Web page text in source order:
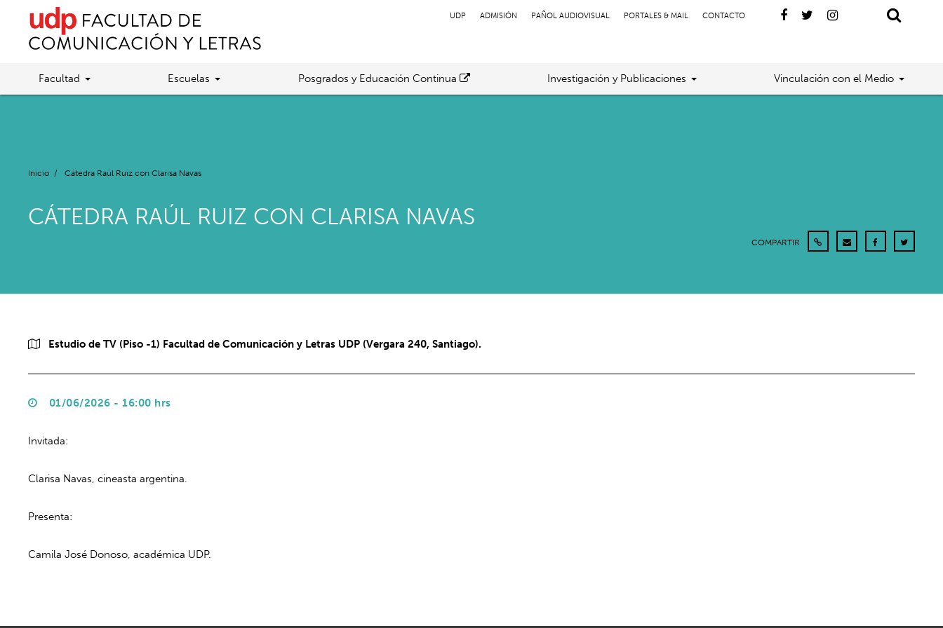
UDP ADMISIÓN PAÑOL AUDIOVISUAL PORTALES & MAIL CONTACTO
Facultad Escuelas Posgrados y Educación Continua Investigación y Publicaciones Vinculación con el Medio
Inicio / Cátedra Raúl Ruiz con Clarisa Navas
CÁTEDRA RAÚL RUIZ CON CLARISA NAVAS
COMPARTIR
Estudio de TV (Piso -1) Facultad de Comunicación y Letras UDP (Vergara 240, Santiago).
01/06/2026 - 16:00 hrs
Invitada:
Clarisa Navas, cineasta argentina.
Presenta:
Camila José Donoso, académica UDP.